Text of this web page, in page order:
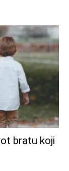
bratu koji